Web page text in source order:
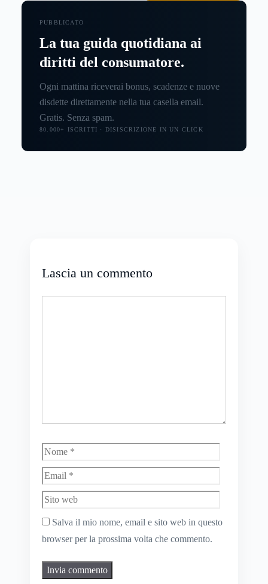
PUBBLICATO
La tua guida quotidiana ai
diritti del consumatore.
Ogni mattina riceverai bonus, scadenze e nuove
disdette direttamente nella tua casella email.
Gratis. Senza spam.
80.000+ ISCRITTI · DISISCRIZIONE IN UN CLICK
Lascia un commento
Nome
web
Salva il mio nome, email e sito web in questo
browser per la prossima volta che commento.